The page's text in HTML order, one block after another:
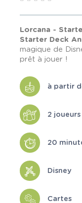
Lorcana -
Starter Deck
magique de
prêt à jouer !
à partir
2 joueurs
20
Disney
Cartes